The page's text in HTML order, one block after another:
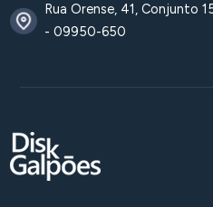
Rua Orense, 41, Conjunto
- 09950-650